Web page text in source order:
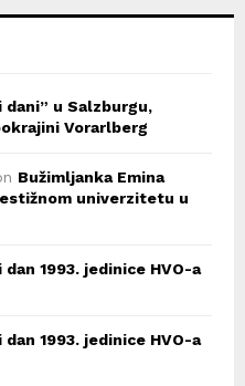
dani” u Salzburgu,
Vorarlberg
Bužimljanka Emina
univerzitetu u
dan 1993. jedinice HVO-a
dan 1993. jedinice HVO-a